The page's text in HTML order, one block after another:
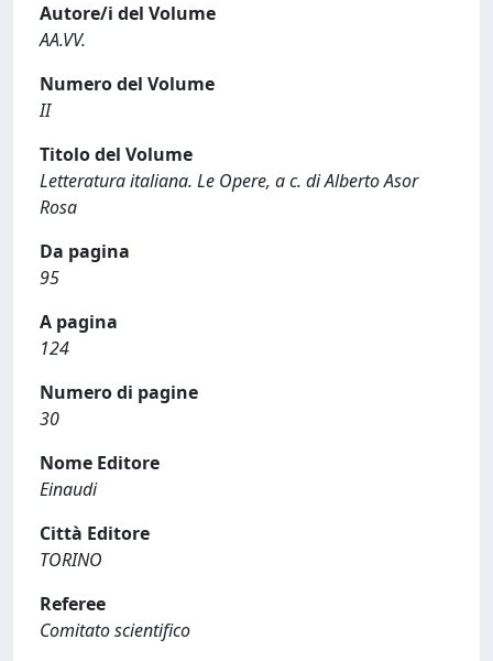
Autore/i del Volume
AA.VV.
Numero del Volume
II
Titolo del Volume
Letteratura italiana. Le Opere, a c. di Alberto Asor
Rosa
Da pagina
95
A pagina
124
Numero di pagine
30
Nome Editore
Einaudi
Città Editore
TORINO
Referee
Comitato scientifico